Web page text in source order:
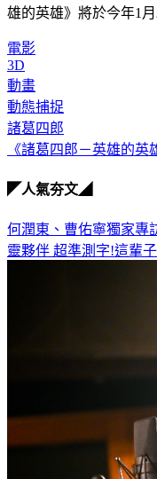
雄的英雄》將於今年1
電影
3D
動畫
動態捕捉
諸葛四郎
《諸葛四郎－英雄的英
◤人氣夯文◢
何潤東、曹佑寧獨家專
靈夥伴 超準測字!這輩